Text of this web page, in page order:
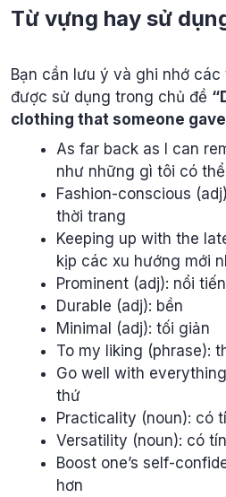
Từ vựng hay sử
Bạn cần lưu ý và ghi nhớ
được sử dụng trong chủ đề
clothing that someone
As far back as I can
như những gì tôi có
Fashion-conscious
thời trang
Keeping up with the
kịp các xu hướng mới
Prominent (adj): nổi
Durable (adj): bền
Minimal (adj): tối giản
To my liking (phrase):
Go well with
thứ
Practicality (noun): có
Versatility (noun): có
Boost one’s self-
hơn